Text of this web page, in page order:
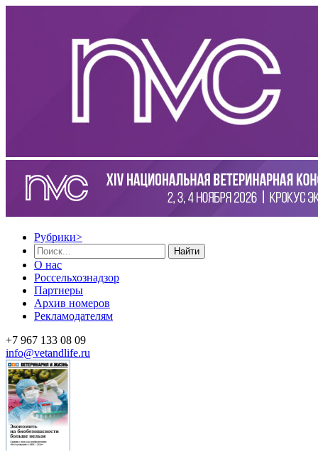
Рубрики>
Найти
О нас
Россельхознадзор
Партнеры
Архив номеров
Рекламодателям
+7 967 133 08 09
info@vetandlife.ru